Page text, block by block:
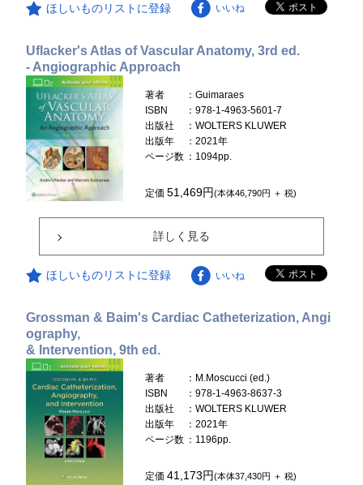
ほしいものリストに登録 いいね
Uflacker's Atlas of Vascular Anatomy, 3rd ed.
- Angiographic Approach
著者
：Guimaraes
ISBN
：978-1-4963-5601-7
出版社
：WOLTERS KLUWER
出版年
：2021年
ページ数 ：1094pp.
定価51,469円(本体46,790円 ＋ 税)
詳しく見る
ほしいものリストに登録 いいね
Grossman & Baim's Cardiac Catheterization, Angi
ography,
& Intervention, 9th ed.
著者
：M.Moscucci (ed.)
ISBN
：978-1-4963-8637-3
出版社
：WOLTERS KLUWER
出版年
：2021年
ページ数 ：1196pp.
定価41,173円(本体37,430円 ＋ 税)